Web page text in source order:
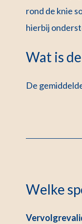
rond de knie
hierbij
Wat is
De
Welke